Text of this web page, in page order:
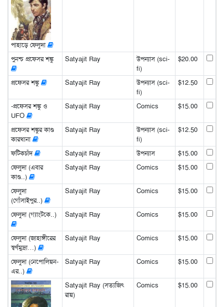
পাহাড়ে ফেলুদা
পুনশ্চ প্রফেসর শঙ্কু Satyajit Ray
উপন্যাস (sci-
fi)
$20.00
প্রফেসর শঙ্কু Satyajit Ray
উপন্যাস (sci-
fi)
$12.50
-প্রফেসর শঙ্কু ও
UFO
Satyajit Ray Comics $15.00
প্রফেসর শঙ্কুর কাণ্ড
কারখানা
Satyajit Ray
উপন্যাস (sci-
fi)
$12.50
ফটিকচাঁদ Satyajit Ray উপন্যাস
$15.00
ফেলুদা (এবার
কাণ্ড..)
Satyajit Ray Comics $15.00
ফেলুদা
(গোঁসাইপুর..)
Satyajit Ray Comics $15.00
ফেলুদা (গ্যাংটকে..) Satyajit Ray Comics $15.00
ফেলুদা (জাহাঙ্গীরের
স্বর্ণমুদ্রা…)
Satyajit Ray Comics $15.00
ফেলুদা (নেপোলিয়ন-
এর..)
Satyajit Ray Comics $15.00
Satyajit Ray (সত্যজিৎ
রায়)
Comics $15.00